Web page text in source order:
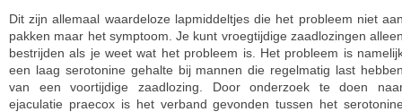
Dit zijn allemaal waardeloze lapmiddeltjes die het probleem niet
pakken maar het symptoom. Je kunt vroegtijdige zaadlozingen
bestrijden als je weet wat het probleem is. Het probleem is
een laag serotonine gehalte bij mannen die regelmatig last
van een voortijdige zaadlozing. Door onderzoek te doen
ejaculatie praecox is het verband gevonden tussen het